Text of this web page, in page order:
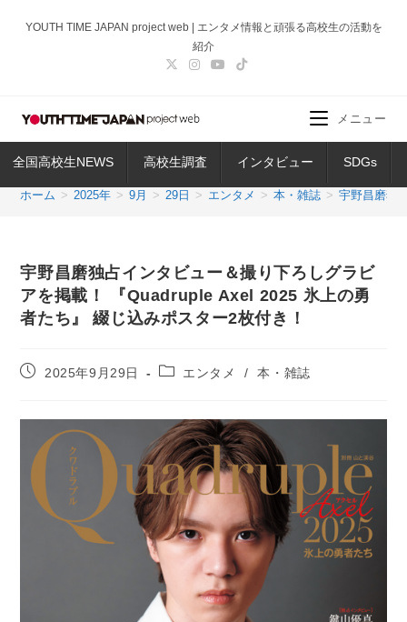
ス
ッ
YOUTH TIME JAPAN project web | エンタメ情報と頑張る高校生の活動を
紹介
全国高校生NEWS 高校生調査 インタビュー SDGs
メニュー
ホーム > 2025年 > 9月 > 29日 > エンタメ > 本・雑誌 > 宇野昌磨独
宇野昌磨独占インタビュー＆撮り下ろしグラビ
アを掲載！ 『Quadruple Axel 2025 氷上の勇
者たち』 綴じ込みポスター2枚付き！
投
開
2025年9月29日
投
テ
ゴ
リ
ー:
エンタメ / 本・雑誌